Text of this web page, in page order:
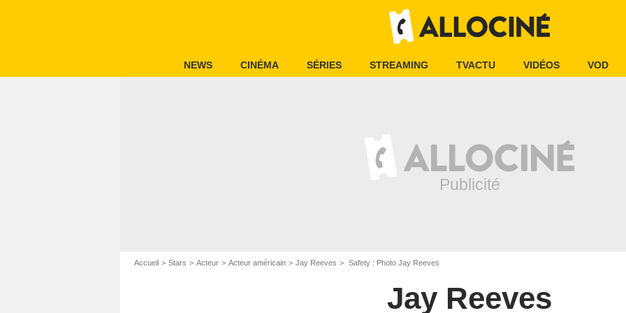
NEWS CINÉMA SÉRIES STREAMING TVACTU VIDÉOS VOD
Accueil Stars Acteur Acteur américain Jay Reeves Safety : Photo Jay Reeves
Jay Reeves